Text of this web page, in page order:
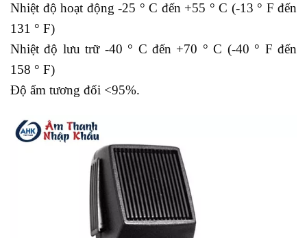
Nhiệt độ hoạt động -25 ° C đến +55 ° C (-13 ° F đến
131 ° F)
Nhiệt độ lưu trữ -40 ° C đến +70 ° C (-40 ° F đến
158 ° F)
Độ ẩm tương đối <95%.